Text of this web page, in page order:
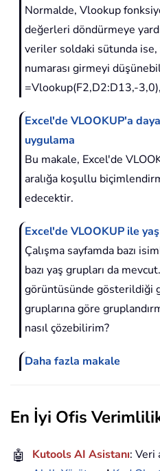
Normalde, Vlookup
değerleri döndürmeye
veriler soldaki sütunda
numarası girmeyi
=Vlookup(F2,D2:D13,-
Excel'de VLOOKUP'a
uygulama
Bu makale, Excel'de
aralığa koşullu
edecektir.
Excel'de VLOOKUP ile
Çalışma sayfamda bazı
bazı yaş grupları da
görüntüsünde gösterildiği
gruplarına göre
nasıl çözebilirim?
Daha fazla makale
En İyi Ofis
🤖 Kutools AI Asistanı: Veri